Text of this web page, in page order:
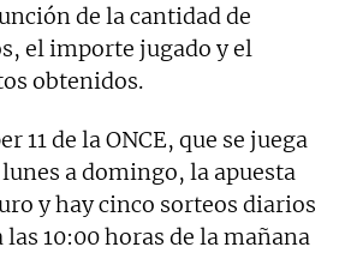
de la cantidad de
el importe jugado y el
obtenidos.
11 de la ONCE, que se juega
a domingo, la apuesta
y hay cinco sorteos diarios
las 10:00 horas de la mañana